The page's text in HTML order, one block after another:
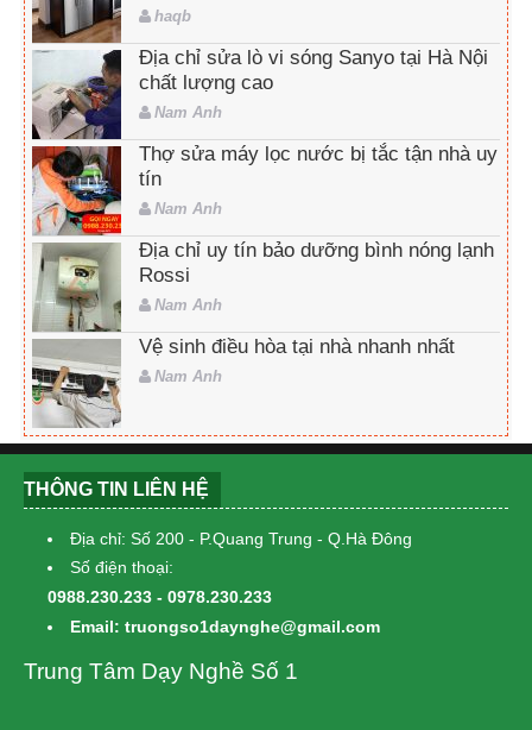
haqb
Địa chỉ sửa lò vi sóng Sanyo tại Hà Nội
chất lượng cao
Nam Anh
Thợ sửa máy lọc nước bị tắc tận nhà uy
tín
Nam Anh
Địa chỉ uy tín bảo dưỡng bình nóng lạnh
Rossi
Nam Anh
Vệ sinh điều hòa tại nhà nhanh nhất
Nam Anh
THÔNG TIN LIÊN HỆ
Địa chỉ: Số 200 - P.Quang Trung - Q.Hà Đông
Số điện thoại:
0988.230.233 - 0978.230.233
Email: truongso1daynghe@gmail.com
Trung Tâm Dạy Nghề Số 1